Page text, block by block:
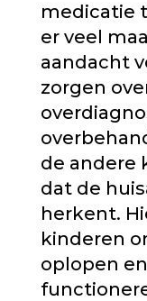
medicatie
er veel
aandacht
zorgen
de andere
dat de
herkent.
kinderen
oplopen